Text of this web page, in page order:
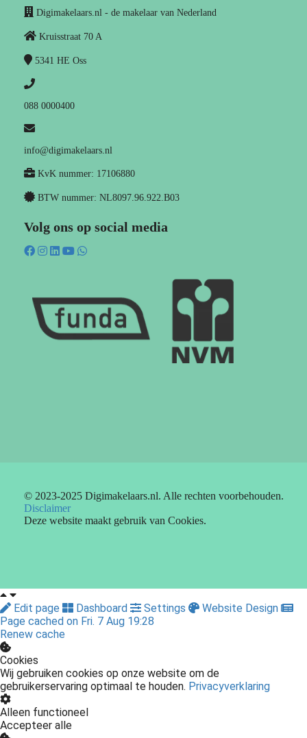
Digimakelaars.nl - de makelaar van Nederland
Kruisstraat 70 A
5341 HE Oss
088 0000400
info@digimakelaars.nl
KvK nummer: 17106880
BTW nummer: NL8097.96.922.B03
Volg ons op social media
© 2023-2025 Digimakelaars.nl. Alle rechten voorbehouden.
Disclaimer
Deze website maakt gebruik van Cookies.
Edit page Dashboard Settings
Website Design
Page cached on Fri. 7 Aug 19:28
Renew cache
Cookies
Wij gebruiken cookies op onze website om de
gebruikerservaring optimaal te houden. Privacyverklaring
Alleen functioneel
Accepteer alle